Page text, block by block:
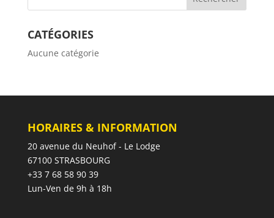
CATÉGORIES
Aucune catégorie
HORAIRES & INFORMATION
20 avenue du Neuhof - Le Lodge
67100 STRASBOURG
+33 7 68 58 90 39
Lun-Ven de 9h à 18h